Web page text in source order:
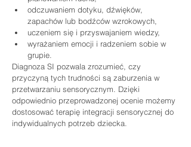
odczuwaniem dotyku, dźwięków,
zapachów lub bodźców wzrokowych,
uczeniem się i przyswajaniem wiedzy,
wyrażaniem emocji i radzeniem sobie w
grupie.
Diagnoza SI pozwala zrozumieć, czy
przyczyną tych trudności są zaburzenia w
przetwarzaniu sensorycznym. Dzięki
odpowiednio przeprowadzonej ocenie możemy
dostosować terapię integracji sensorycznej do
indywidualnych potrzeb dziecka.